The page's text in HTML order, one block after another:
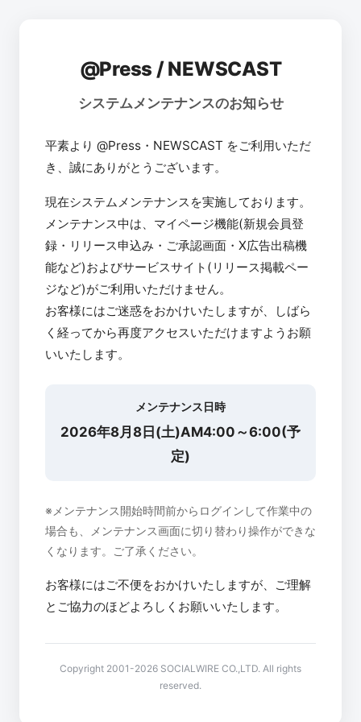
@Press / NEWSCAST
システムメンテナンスのお知らせ
平素より @Press・NEWSCAST をご利用いただ
き、誠にありがとうございます。
現在システムメンテナンスを実施しております。
メンテナンス中は、マイページ機能(新規会員登
録・リリース申込み・ご承認画面・X広告出稿機
能など)およびサービスサイト(リリース掲載ペー
ジなど)がご利用いただけません。
お客様にはご迷惑をおかけいたしますが、しばら
く経ってから再度アクセスいただけますようお願
いいたします。
メンテナンス日時
2026年8月8日(土)AM4:00～6:00(予
定)
※メンテナンス開始時間前からログインして作業中の
場合も、メンテナンス画面に切り替わり操作ができな
くなります。ご了承ください。
お客様にはご不便をおかけいたしますが、ご理解
とご協力のほどよろしくお願いいたします。
Copyright 2001-2026 SOCIALWIRE CO.,LTD. All rights
reserved.